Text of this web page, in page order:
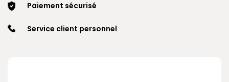
Paiement sécurisé
Service client personnel